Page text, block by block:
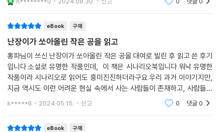
eBook 구매
난장이가 쏘아올린 작은 공을 읽고
홍파님이 쓰신 난장이가 쏘아올린 작은 공을 대여로 빌린 후 읽고 쓴 후기
입니다.소설로 유명한 작품인데, 이 책은 시나리오북입니다.워낙 유명한
작품이라 시나리오로 읽어도 흥미진진하더라구요.우리 과거 이야기지만,
지금 역시도 이런 어려운 현실 속에서 사는 사람들이 존재하고, 사람들이
느끼는 고통과 아픔은 시대가 지나도 누구에게나 공감을 사는 주제라 언제
k*****6 2024.05.15. 신고 0 댓글0
eBook 구매